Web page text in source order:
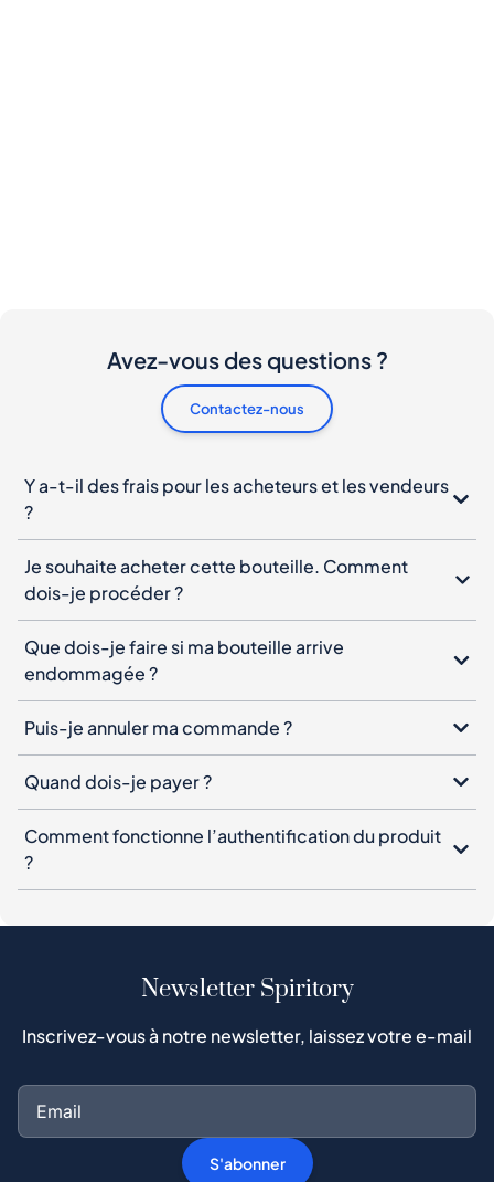
Avez-vous des questions ?
Contactez-nous
Y a-t-il des frais pour les acheteurs et les vendeurs
?
Je souhaite acheter cette bouteille. Comment
dois-je procéder ?
Que dois-je faire si ma bouteille arrive
endommagée ?
Puis-je annuler ma commande ?
Quand dois-je payer ?
Comment fonctionne l’authentification du produit
?
Newsletter Spiritory
Inscrivez-vous à notre newsletter, laissez votre e-mail
S'abonner